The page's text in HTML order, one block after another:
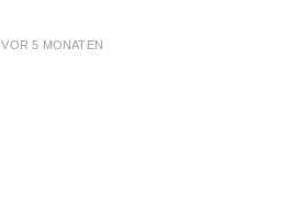
VOR 5 MONATEN